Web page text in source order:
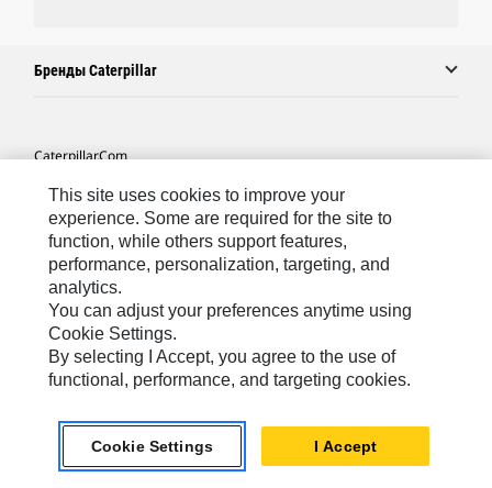
Бренды Caterpillar
Caterpillar.com
Связаться С Caterpillar
Карта Сайта
Cookie Settings
Юридическая Информация
Конфиденциальность Личных Данных
CIS - Russian© 2026 Caterpillar. Все права сохранены.
This site uses cookies to improve your
experience. Some are required for the site to
function, while others support features,
performance, personalization, targeting, and
analytics.
You can adjust your preferences anytime using
Cookie Settings.
By selecting I Accept, you agree to the use of
functional, performance, and targeting cookies.
Cookie Settings I Accept